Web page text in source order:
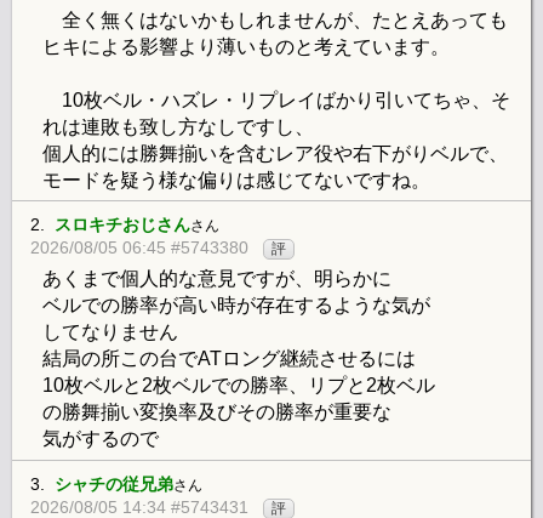
全く無くはないかもしれませんが、たとえあっても
ヒキによる影響より薄いものと考えています。
10枚ベル・ハズレ・リプレイばかり引いてちゃ、そ
れは連敗も致し方なしですし、
個人的には勝舞揃いを含むレア役や右下がりベルで、
モードを疑う様な偏りは感じてないですね。
2. スロキチおじさんさん
2026/08/05 06:45 #5743380 評
あくまで個人的な意見ですが、明らかに
ベルでの勝率が高い時が存在するような気が
してなりません
結局の所この台でATロング継続させるには
10枚ベルと2枚ベルでの勝率、リプと2枚ベル
の勝舞揃い変換率及びその勝率が重要な
気がするので
3. シャチの従兄弟さん
2026/08/05 14:34 #5743431 評